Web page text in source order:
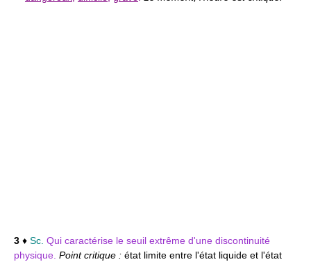
3 ♦ Sc. Qui caractérise le seuil extrême d'une discontinuité
physique. Point critique : état limite entre l'état liquide et l'état